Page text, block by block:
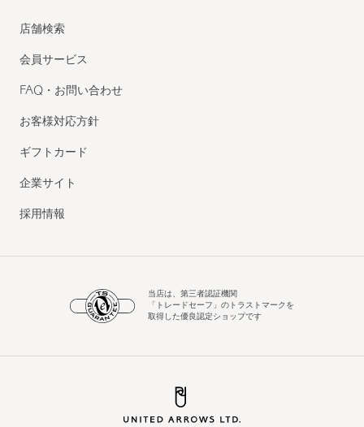
店舗検索
会員サービス
FAQ・お問い合わせ
お客様対応方針
ギフトカード
企業サイト
採用情報
当店は、第三者認証機関
「トレードセーフ」のトラストマークを
取得した優良認定ショップです